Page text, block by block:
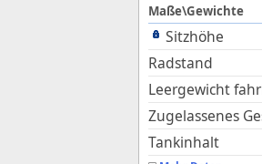
Maße\Gewichte
Sitzhöhe
Radstand
Leergewicht
Zugelassenes
Tankinhalt